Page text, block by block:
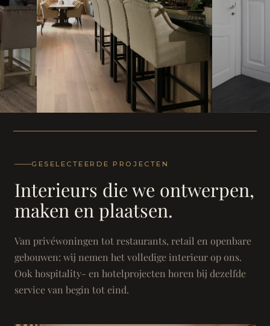
Landhuis - Grimbergen
GESELECTEERDE PROJECTEN
Interieurs die we ontwerpen,
maken en plaatsen.
Van privéwoningen tot restaurants, retail en openbare
gebouwen: wij nemen het volledige interieur op ons.
Ook hospitality- en hotelprojecten horen bij dezelfde
service van begin tot eind.